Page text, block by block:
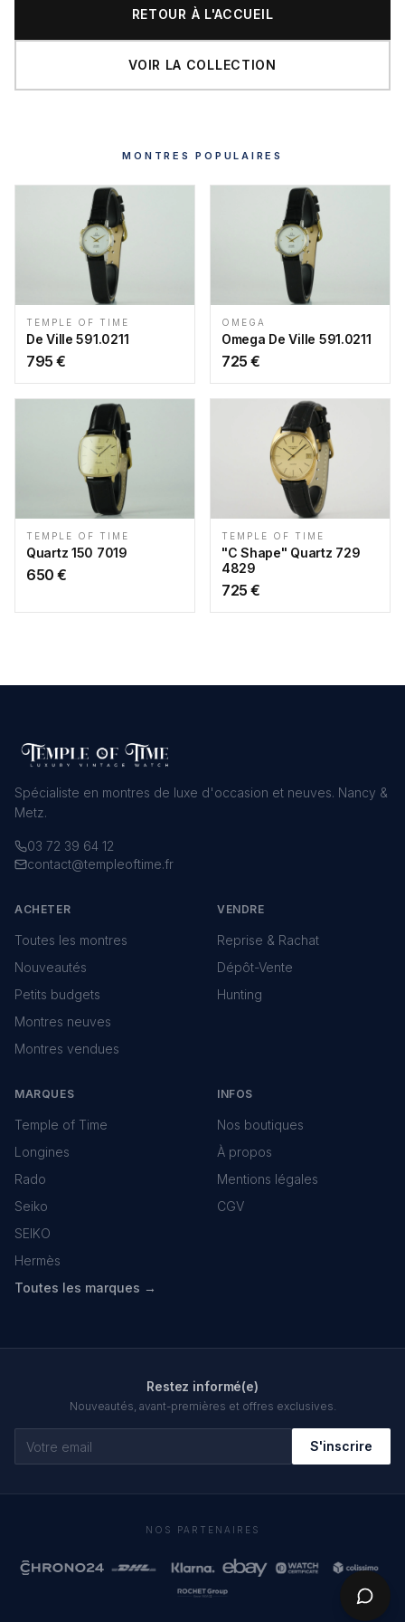
RETOUR À L'ACCUEIL
VOIR LA COLLECTION
MONTRES POPULAIRES
TEMPLE OF TIME
De Ville 591.0211
795 €
OMEGA
Omega De Ville 591.0211
725 €
TEMPLE OF TIME
Quartz 150 7019
650 €
TEMPLE OF TIME
"C Shape" Quartz 729
4829
725 €
Spécialiste en montres de luxe d'occasion et neuves. Nancy &
Metz.
03 72 39 64 12
contact@templeoftime.fr
ACHETER
Toutes les montres
Nouveautés
Petits budgets
Montres neuves
Montres vendues
VENDRE
Reprise & Rachat
Dépôt-Vente
Hunting
MARQUES
Temple of Time
Longines
Rado
Seiko
SEIKO
Hermès
Toutes les marques →
INFOS
Nos boutiques
À propos
Mentions légales
CGV
Restez informé(e)
Nouveautés, avant-premières et offres exclusives.
S'inscrire
NOS PARTENAIRES